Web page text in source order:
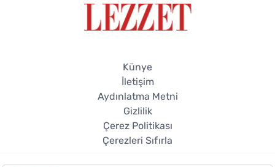
Künye
İletişim
Aydınlatma Metni
Gizlilik
Çerez Politikası
Çerezleri Sıfırla